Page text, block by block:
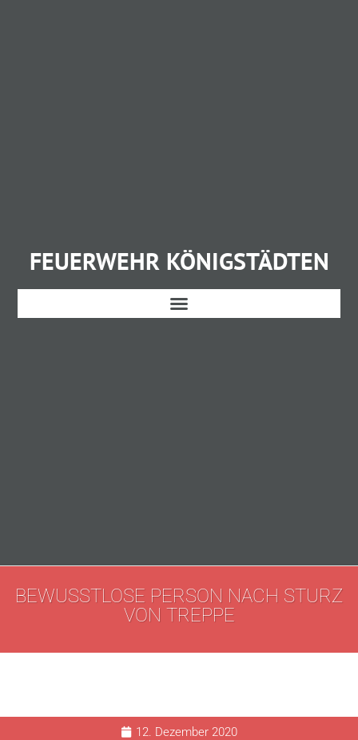
FEUERWEHR KÖNIGSTÄDTEN
BEWUSSTLOSE PERSON NACH STURZ
VON TREPPE
12. Dezember 2020